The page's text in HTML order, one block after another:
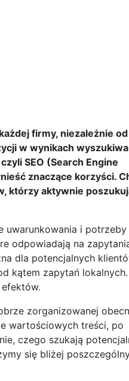
firmy, niezależnie
w wynikach
SEO (Search Engine
znaczące korzyści.
którzy aktywnie
uwarunkowania i potrzeby
odpowiadają na
dla potencjalnych
kątem zapytań
zorganizowanej
wartościowych treści, po
czego szukają
się bliżej